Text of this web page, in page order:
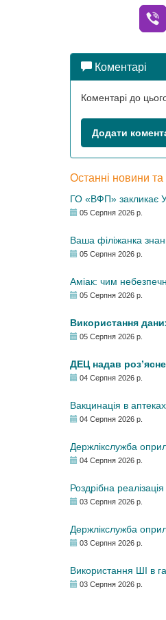
Коментарі
Коментарі до
Додати
Останні новини та
ГО «ВФП» закликає
05 Серпня 2026 р.
Ваша філіжанка
05 Серпня 2026 р.
Аміак: чим
05 Серпня 2026 р.
Використання
05 Серпня 2026 р.
ДЕЦ надав
04 Серпня 2026 р.
Вакцинація в
04 Серпня 2026 р.
Держлікслужба
04 Серпня 2026 р.
Роздрібна
03 Серпня 2026 р.
Держлікслужба
03 Серпня 2026 р.
Використання ШІ в
03 Серпня 2026 р.